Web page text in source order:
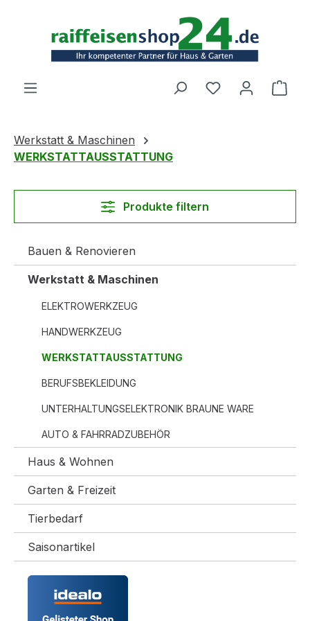
Werkstatt & Maschinen
WERKSTATTAUSSTATTUNG
Produkte filtern
Bauen & Renovieren
Werkstatt & Maschinen
ELEKTROWERKZEUG
HANDWERKZEUG
WERKSTATTAUSSTATTUNG
BERUFSBEKLEIDUNG
UNTERHALTUNGSELEKTRONIK BRAUNE WARE
AUTO & FAHRRADZUBEHÖR
Haus & Wohnen
Garten & Freizeit
Tierbedarf
Saisonartikel